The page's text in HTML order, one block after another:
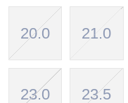
20.0 21.0
23.0 23.5